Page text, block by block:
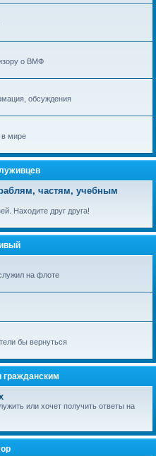
о ВМФ
обсуждения
в мире
частям, учебным
Находите друг друга!
на флоте
бы вернуться
гражданским
или хочет получить ответы на